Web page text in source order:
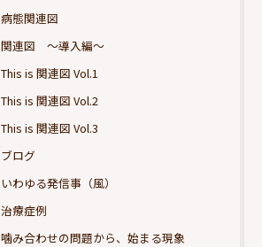
病態関連図
関連図 ～導入編～
This is 関連図 Vol.1
This is 関連図 Vol.2
This is 関連図 Vol.3
ブログ
いわゆる発信事（風）
治療症例
噛み合わせの問題から、始まる現象